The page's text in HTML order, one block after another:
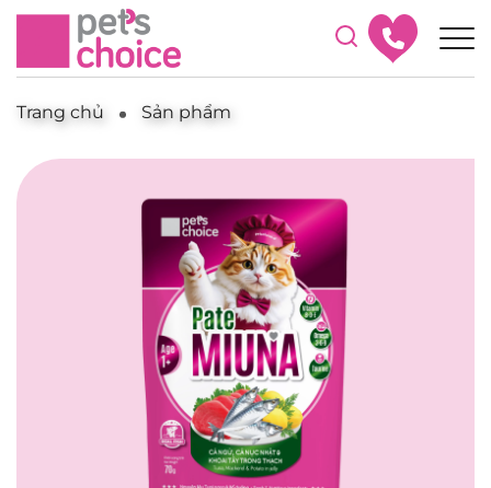
Trang chủ Sản phẩm